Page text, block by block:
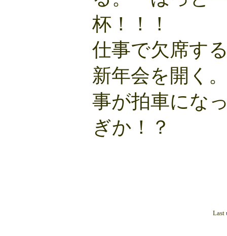
杯！！！
仕事で欠席す
新年会を開く
事が拍車にな
ぎか！？
Last